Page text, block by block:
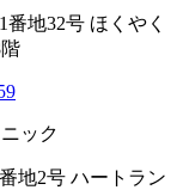
地32号 ほくやく
ック
地2号 ハートラン